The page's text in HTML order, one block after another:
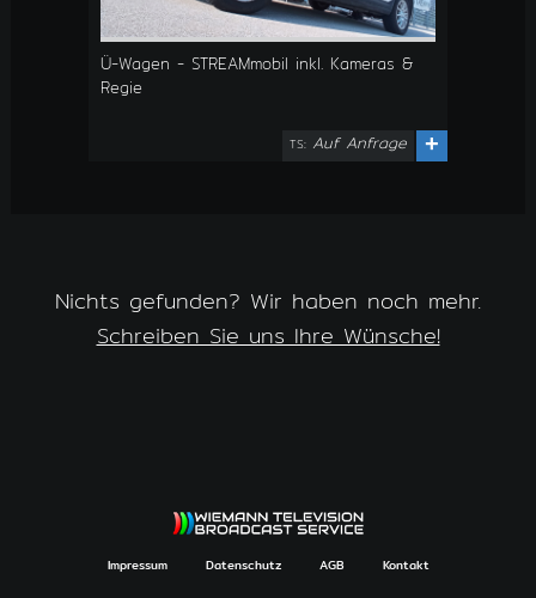
Ü-Wagen - STREAMmobil inkl. Kameras &
Regie
TS: Auf Anfrage +
Nichts gefunden? Wir haben noch mehr.
Schreiben Sie uns Ihre Wünsche!
Impressum Datenschutz AGB Kontakt